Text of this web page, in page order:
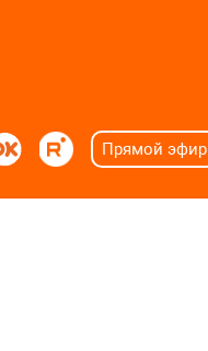
Прямой эфир